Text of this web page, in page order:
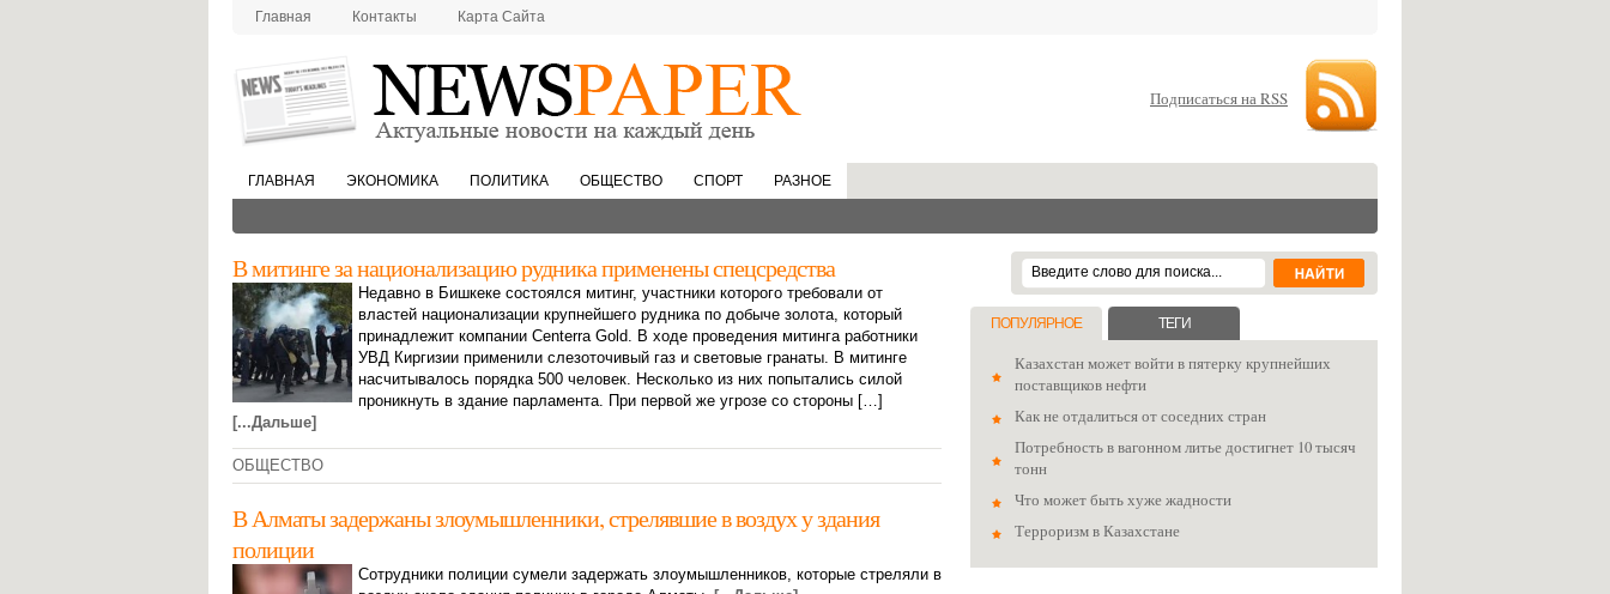
Главная Контакты Карта Сайта
Подписаться на RSS
ГЛАВНАЯ ЭКОНОМИКА ПОЛИТИКА ОБЩЕСТВО СПОРТ РАЗНОЕ
В митинге за национализацию рудника применены спецсредства
Недавно в Бишкеке состоялся митинг, участники которого требовали от
властей национализации крупнейшего рудника по добыче золота, который
принадлежит компании Centerra Gold. В ходе проведения митинга работники
УВД Киргизии применили слезоточивый газ и световые гранаты. В митинге
насчитывалось порядка 500 человек. Несколько из них попытались силой
проникнуть в здание парламента. При первой же угрозе со стороны […]
[...Дальше]
ОБЩЕСТВО
В Алматы задержаны злоумышленники, стрелявшие в воздух у здания
полиции
Сотрудники полиции сумели задержать злоумышленников, которые стреляли в
ПОПУЛЯРНОЕ ТЕГИ
Казахстан может войти в пятерку крупнейших
поставщиков нефти
Как не отдалиться от соседних стран
Потребность в вагонном литье достигнет 10 тысяч
тонн
Что может быть хуже жадности
Терроризм в Казахстане